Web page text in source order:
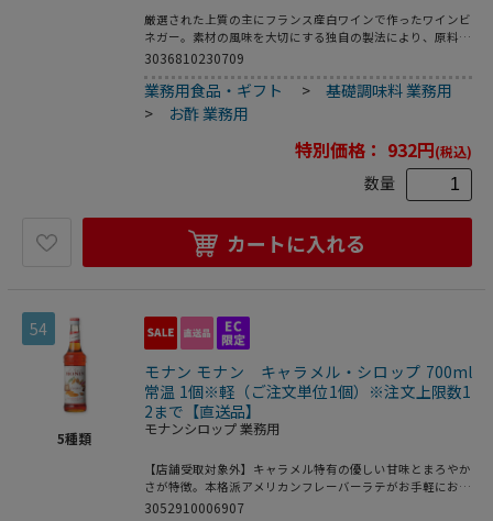
厳選された上質の主にフランス産白ワインで作ったワインビ
ネガー。素材の風味を大切にする独自の製法により、原料ワ
インの香りが生かされています。
3036810230709
業務用食品・ギフト >基礎調味料 業務用
> お酢 業務用
特別価格： 932円(税込)
数量
カートに入れる
54
5種類
モナン モナン キャラメル・シロップ 700ml
常温 1個※軽（ご注文単位1個）※注文上限数1
2まで【直送品】
モナンシロップ 業務用
【店舗受取対象外】キャラメル特有の優しい甘味とまろやか
さが特徴。本格派アメリカンフレーバーラテがお手軽にお作
りいただけます。●色：輝く深い琥珀色●賞味期限：メーカ
3052910006907